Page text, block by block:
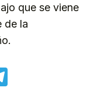
que se viene
de la